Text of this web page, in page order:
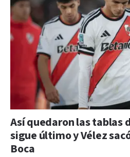
Así quedaron las tablas
sigue último y Vélez
Boca